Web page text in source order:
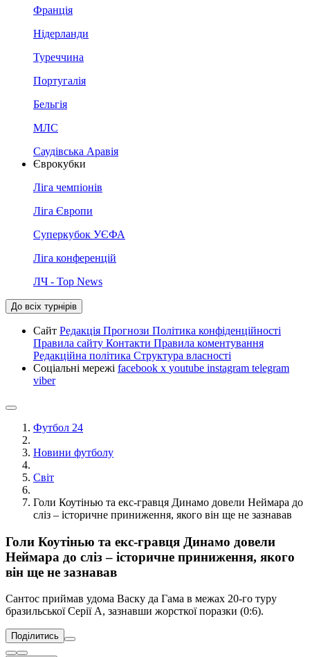
Франція
Нідерланди
Туреччина
Португалія
Бельгія
МЛС
Саудівська Аравія
Єврокубки
Ліга чемпіонів
Ліга Європи
Суперкубок УЄФА
Ліга конференцій
ЛЧ - Top News
До всіх турнірів
Сайт Редакція Прогнози Політика конфіденційності
Правила сайту Контакти Правила коментування
Редакційна політика Структура власності
Соціальні мережі facebook x youtube instagram telegram
viber
Футбол 24
Новини футболу
Світ
Голи Коутінью та екс-гравця Динамо довели Неймара до
сліз – історичне приниження, якого він ще не зазнавав
Голи Коутінью та екс-гравця Динамо довели
Неймара до сліз – історичне приниження, якого
він ще не зазнавав
Сантос приймав удома Васку да Гама в межах 20-го туру
бразильської Серії А, зазнавши жорсткої поразки (0:6).
Поділитись